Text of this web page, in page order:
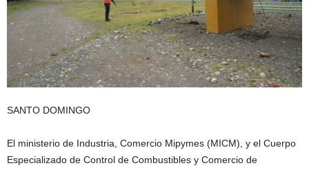
SANTO DOMINGO
El ministerio de Industria, Comercio Mipymes (MICM), y el Cuerpo
Especializado de Control de Combustibles y Comercio de